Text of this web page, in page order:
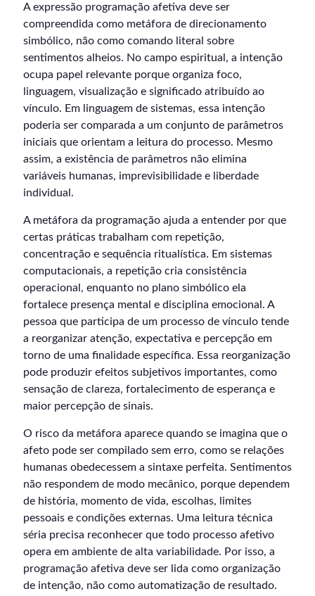
A expressão programação afetiva deve ser
compreendida como metáfora de direcionamento
simbólico, não como comando literal sobre
sentimentos alheios. No campo espiritual, a intenção
ocupa papel relevante porque organiza foco,
linguagem, visualização e significado atribuído ao
vínculo. Em linguagem de sistemas, essa intenção
poderia ser comparada a um conjunto de parâmetros
iniciais que orientam a leitura do processo. Mesmo
assim, a existência de parâmetros não elimina
variáveis humanas, imprevisibilidade e liberdade
individual.
A metáfora da programação ajuda a entender por que
certas práticas trabalham com repetição,
concentração e sequência ritualística. Em sistemas
computacionais, a repetição cria consistência
operacional, enquanto no plano simbólico ela
fortalece presença mental e disciplina emocional. A
pessoa que participa de um processo de vínculo tende
a reorganizar atenção, expectativa e percepção em
torno de uma finalidade específica. Essa reorganização
pode produzir efeitos subjetivos importantes, como
sensação de clareza, fortalecimento de esperança e
maior percepção de sinais.
O risco da metáfora aparece quando se imagina que o
afeto pode ser compilado sem erro, como se relações
humanas obedecessem a sintaxe perfeita. Sentimentos
não respondem de modo mecânico, porque dependem
de história, momento de vida, escolhas, limites
pessoais e condições externas. Uma leitura técnica
séria precisa reconhecer que todo processo afetivo
opera em ambiente de alta variabilidade. Por isso, a
programação afetiva deve ser lida como organização
de intenção, não como automatização de resultado.